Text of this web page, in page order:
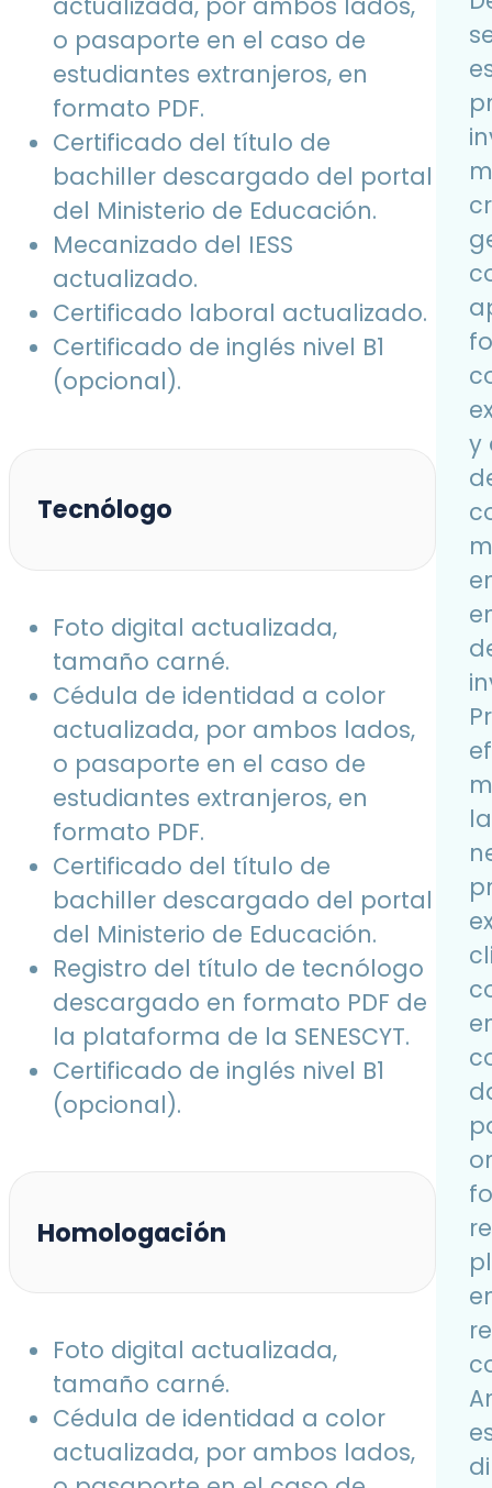
o pasaporte en el caso de
estudiantes extranjeros, en
formato PDF.
Certificado del título de
bachiller descargado del portal
del Ministerio de Educación.
Mecanizado del IESS
actualizado.
Certificado laboral actualizado.
Certificado de inglés nivel B1
(opcional).
Tecnólogo
Foto digital actualizada,
tamaño carné.
Cédula de identidad a color
actualizada, por ambos lados,
o pasaporte en el caso de
estudiantes extranjeros, en
formato PDF.
Certificado del título de
bachiller descargado del portal
del Ministerio de Educación.
Registro del título de tecnólogo
descargado en formato PDF de
la plataforma de la SENESCYT.
Certificado de inglés nivel B1
(opcional).
Homologación
Foto digital actualizada,
tamaño carné.
Cédula de identidad a color
actualizada, por ambos lados,
y